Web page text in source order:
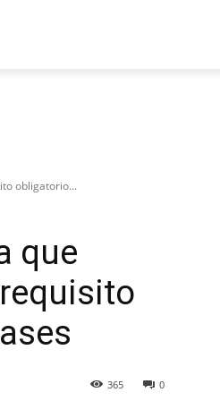
obligatorio...
que
0
365